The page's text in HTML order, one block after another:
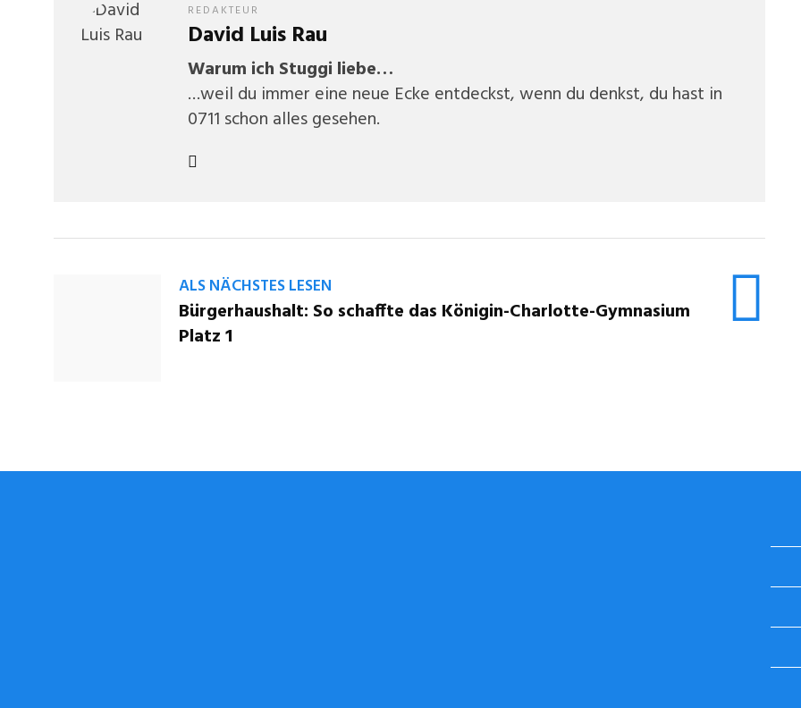
REDAKTEUR
David Luis Rau
Warum ich Stuggi liebe…
…weil du immer eine neue Ecke entdeckst, wenn du denkst, du hast in
0711 schon alles gesehen.
ALS NÄCHSTES LESEN
Bürgerhaushalt: So schaffte das Königin-Charlotte-Gymnasium
Platz 1